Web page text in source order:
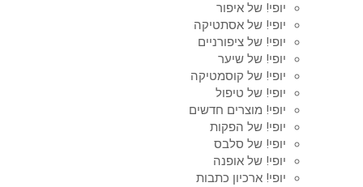
יופי! של איפור
יופי! של אסתטיקה
יופי! של ציפורניים
יופי! של שיער
יופי! של קוסמטיקה
יופי! של טיפול
יופי! מוצרים חדשים
יופי! של הפקות
יופי! של סלבס
יופי! של אופנה
יופי! ארכיון כתבות